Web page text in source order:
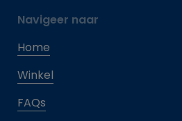
Navigeer naar
Home
Winkel
FAQs